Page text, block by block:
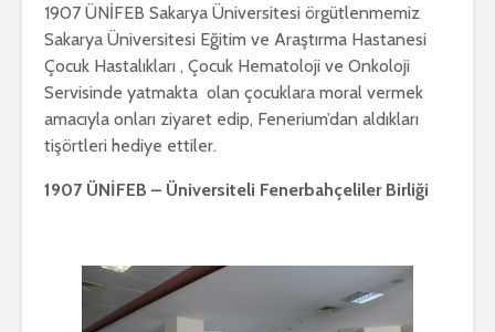
1907 ÜNİFEB Sakarya Üniversitesi örgütlenmemiz
Sakarya Üniversitesi Eğitim ve Araştırma Hastanesi
Çocuk Hastalıkları , Çocuk Hematoloji ve Onkoloji
Servisinde yatmakta olan çocuklara moral vermek
amacıyla onları ziyaret edip, Fenerium’dan aldıkları
tişörtleri hediye ettiler.
1907 ÜNİFEB – Üniversiteli Fenerbahçeliler Birliği